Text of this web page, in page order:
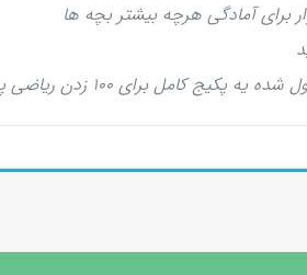
برای آمادگی هرچه بیشتر بچه ها
برای 100 زدن ریاضی پایه تجربی !